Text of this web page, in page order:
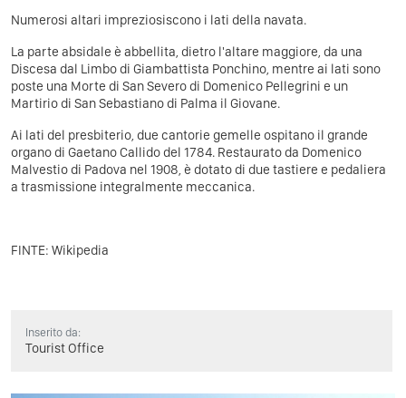
Numerosi altari impreziosiscono i lati della navata.
La parte absidale è abbellita, dietro l'altare maggiore, da una
Discesa dal Limbo di Giambattista Ponchino, mentre ai lati sono
poste una Morte di San Severo di Domenico Pellegrini e un
Martirio di San Sebastiano di Palma il Giovane.
Ai lati del presbiterio, due cantorie gemelle ospitano il grande
organo di Gaetano Callido del 1784. Restaurato da Domenico
Malvestio di Padova nel 1908, è dotato di due tastiere e pedaliera
a trasmissione integralmente meccanica.
FINTE: Wikipedia
Inserito da:
Tourist Office